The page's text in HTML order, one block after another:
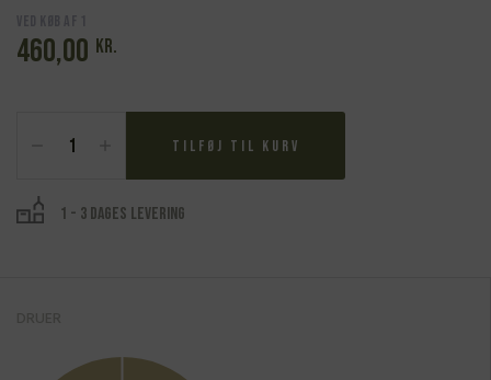
460,00 kr.
Vergelesses,
Les
Tilføj til kurv
1 - 3 dages levering